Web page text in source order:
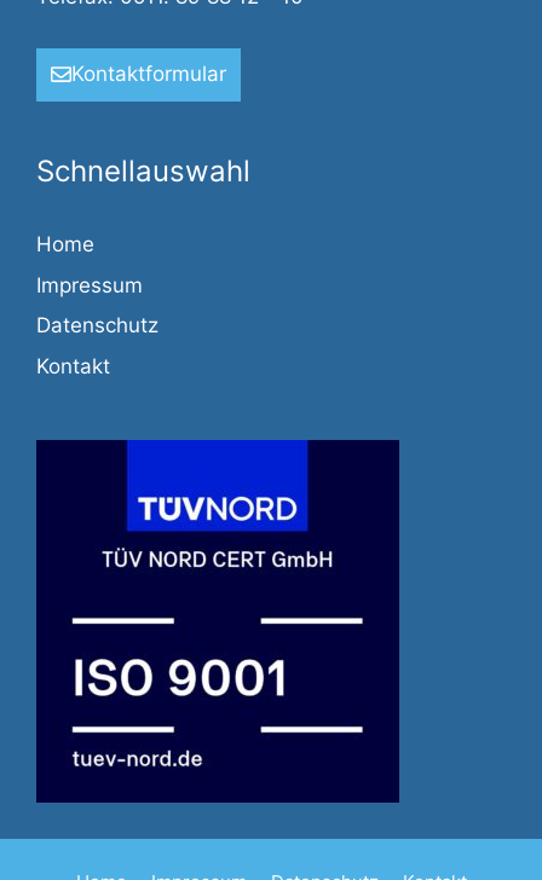
Kontaktformular
Schnellauswahl
Home
Impressum
Datenschutz
Kontakt